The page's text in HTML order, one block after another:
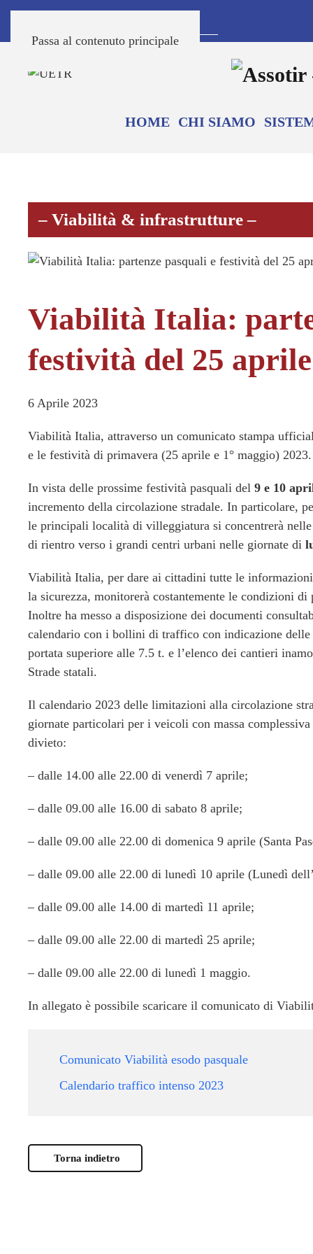
Passa al contenuto principale
HOME CHI SIAMO
– Viabilità & infrastrutture –
Viabilità Italia:
festività del 25 aprile
6 Aprile 2023
Viabilità Italia, attraverso un comunicato stampa
e le festività di primavera (25 aprile e 1° maggio) 2023.
In vista delle prossime festività pasquali del 9 e 10
incremento della circolazione stradale. In particolare,
le principali località di villeggiatura si concentrerà
di rientro verso i grandi centri urbani nelle giornate di
Viabilità Italia, per dare ai cittadini tutte le
la sicurezza, monitorerà costantemente le condizioni
Inoltre ha messo a disposizione dei documenti
calendario con i bollini di traffico con indicazione
portata superiore alle 7.5 t. e l’elenco dei cantieri
Strade statali.
Il calendario 2023 delle limitazioni alla circolazione
giornate particolari per i veicoli con massa
divieto:
– dalle 14.00 alle 22.00 di venerdì 7 aprile;
– dalle 09.00 alle 16.00 di sabato 8 aprile;
– dalle 09.00 alle 22.00 di domenica 9 aprile (Santa
– dalle 09.00 alle 22.00 di lunedì 10 aprile (Lunedì
– dalle 09.00 alle 14.00 di martedì 11 aprile;
– dalle 09.00 alle 22.00 di martedì 25 aprile;
– dalle 09.00 alle 22.00 di lunedì 1 maggio.
In allegato è possibile scaricare il comunicato di
Comunicato Viabilità esodo pasquale
Calendario traffico intenso 2023
Torna indietro